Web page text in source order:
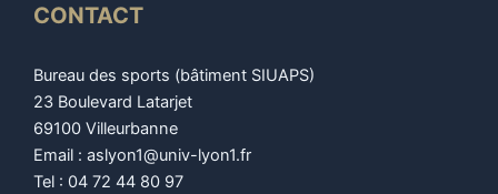
CONTACT
Bureau des sports (bâtiment SIUAPS)
23 Boulevard Latarjet
69100 Villeurbanne
Email : aslyon1@univ-lyon1.fr
Tel : 04 72 44 80 97